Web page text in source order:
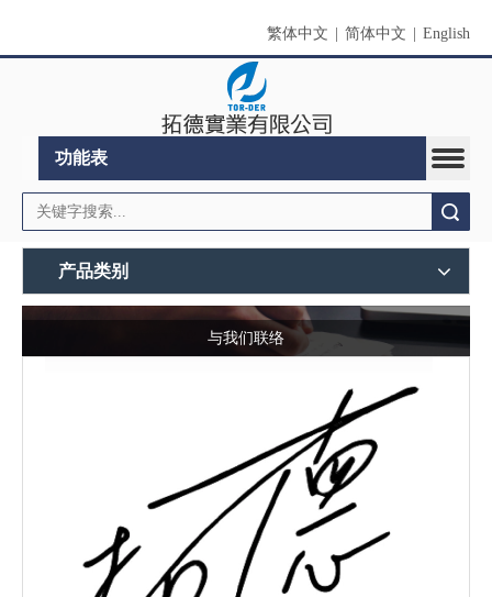
繁体中文 简体中文 English
功能表
产品类别
与我们联络